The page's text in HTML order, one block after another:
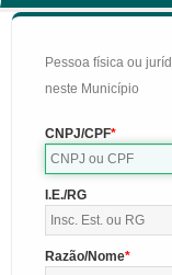
Pessoa física ou
neste Município
CNPJ/CPF
I.E./RG
Razão/Nome